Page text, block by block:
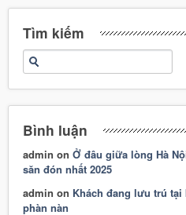
Tìm kiếm
Bình luận
admin onỞ đâu giữa lòng Hà
săn đón nhất 2025
admin on Khách đang lưu trú tại
phàn nàn